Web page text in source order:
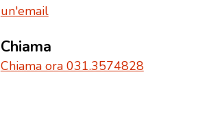
un'email
Chiama
Chiama ora 031.3574828